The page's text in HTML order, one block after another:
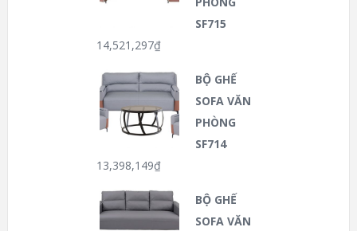
SF715
14,521,297₫
BỘ GHẾ
SOFA VĂN
PHÒNG
SF714
13,398,149₫
BỘ GHẾ
SOFA VĂN